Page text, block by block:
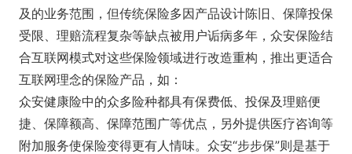
及的业务范围，但传统保险多因产品设计陈旧、保障投保
受限、理赔流程复杂等缺点被用户诟病多年，众安保险结
合互联网模式对这些保险领域进行改造重构，推出更适合
互联网理念的保险产品，如：
众安健康险中的众多险种都具有保费低、投保及理赔便
捷、保障额高、保障范围广等优点，另外提供医疗咨询等
附加服务使保险变得更有人情味。众安“步步保”则是基于